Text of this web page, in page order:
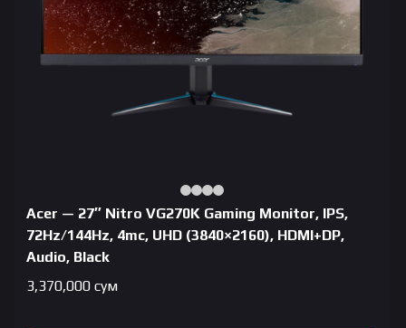
Acer — 27″ Nitro VG270K Gaming Monitor, IPS,
72Hz/144Hz, 4mc, UHD (3840×2160), HDMI+DP,
Audio, Black
3,370,000 сум